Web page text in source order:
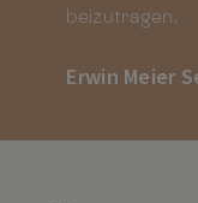
beizutragen.
Erwin Meier
beizutragen.
Erwin Meier
beizutragen.
Erwin Meier